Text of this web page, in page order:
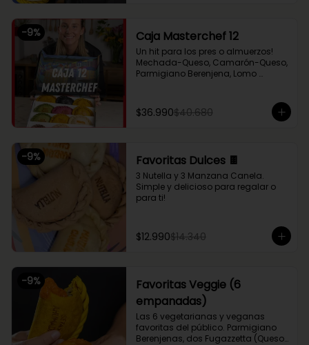
Canela. Perfecto para compartir
entre 2 o 3!
-9% Caja Masterchef 12
Un hit para los pres o almuerzos!
Mechada-Queso, Camarón-Queso,
Parmigiano Berenjena, Lomo
Sama, Fugazzeta (Queso con
cebolla), Pastel de Choclo (con
$36.990$40.680
-9% Favoritas Dulces 🍫
3 Nutella y 3 Manzana Canela.
Simple y delicioso para regalar o
para ti!
$12.990$14.340
-9%
Favoritas Veggie (6
empanadas)
Las 6 vegetarianas y veganas
favoritas del público. Parmigiano
Berenjenas, dos Fugazzetta (Queso